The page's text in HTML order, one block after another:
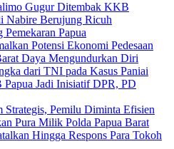
Gugur Ditembak KKB
Nabire Berujung Ricuh
Papua
Potensi Ekonomi Pedesaan
Daya Mengundurkan Diri
dari TNI pada Kasus Paniai
Jadi Inisiatif DPR, PD
Strategis, Pemilu Diminta Efisien
Pura Milik Polda Papua Barat
Hingga Respons Para Tokoh